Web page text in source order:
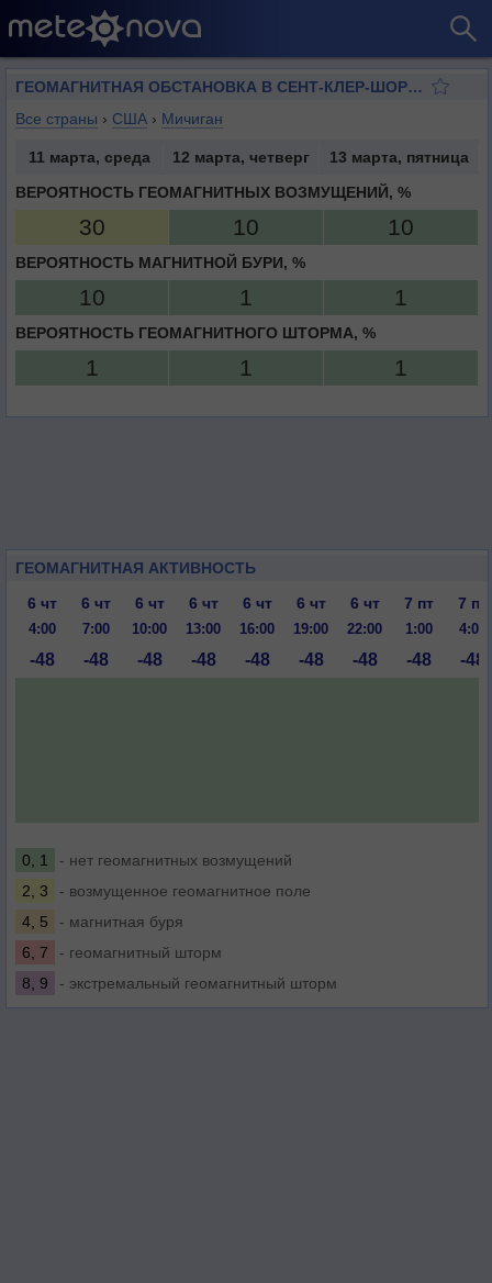
ГЕОМАГНИТНАЯ ОБСТАНОВКА В СЕНТ-КЛЕР-ШОРСЕ
Все страны › США › Мичиган
11 марта, среда 12 марта, четверг
13 марта, пятница
ВЕРОЯТНОСТЬ ГЕОМАГНИТНЫХ ВОЗМУЩЕНИЙ, %
30 10 10
ВЕРОЯТНОСТЬ МАГНИТНОЙ БУРИ, %
10 1 1
ВЕРОЯТНОСТЬ ГЕОМАГНИТНОГО ШТОРМА, %
1 1 1
ГЕОМАГНИТНАЯ АКТИВНОСТЬ
6 чт
6 чт 6 чт 6 чт 6 чт 6 чт 6 чт 7 пт 7 пт
4:00 7:00 10:00 13:00 16:00 19:00 22:00 1:00 4:00
-48 -48 -48 -48 -48 -48 -48 -48 -48
0, 1
- нет геомагнитных возмущений
2, 3
- возмущенное геомагнитное поле
4, 5
- магнитная буря
6, 7
- геомагнитный шторм
8, 9
- экстремальный геомагнитный шторм